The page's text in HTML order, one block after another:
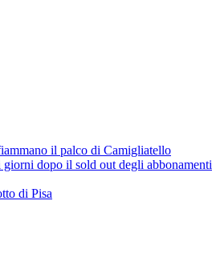
il palco di Camigliatello
dopo il sold out degli abbonamenti
di Pisa